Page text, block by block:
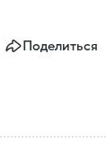
Поделиться